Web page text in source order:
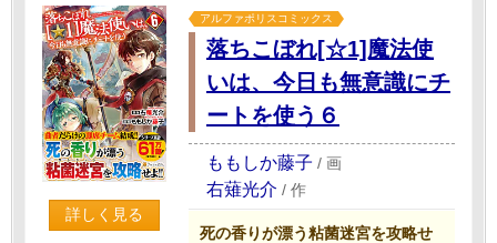
詳しく見る
アルファポリスコミックス
落ちこぼれ[☆1]魔法使
いは、今日も無意識にチ
ートを使う６
ももしか藤子 / 画
右薙光介 / 作
死の香りが漂う粘菌迷宮を攻略せ